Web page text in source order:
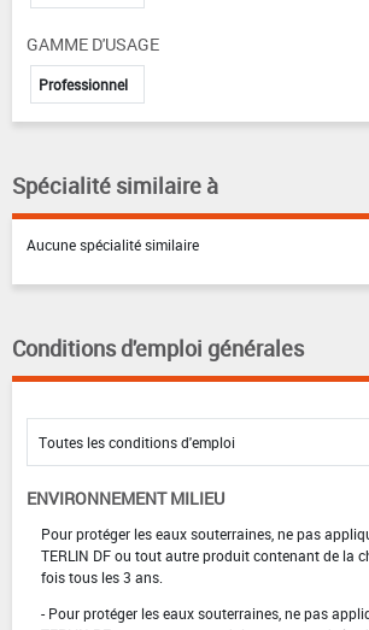
GAMME D'USAGE
Professionnel
Spécialité similaire à
Aucune spécialité similaire
Conditions d'emploi générales
ENVIRONNEMENT MILIEU
Pour protéger les eaux souterraines, ne pas
TERLIN DF ou tout autre produit contenant de la
fois tous les 3 ans.
- Pour protéger les eaux souterraines, ne pas